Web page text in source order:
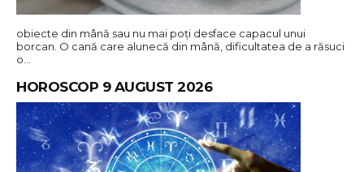
obiecte din mână sau nu mai poți desface capacul unui
borcan. O cană care alunecă din mână, dificultatea de a răsuci
o…
HOROSCOP 9 AUGUST 2026